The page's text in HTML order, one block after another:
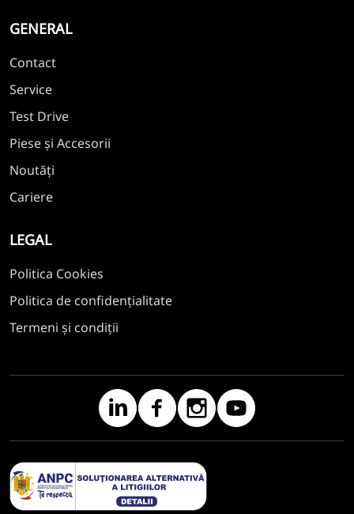
GENERAL
Contact
Service
Test Drive
Piese și Accesorii
Noutăți
Cariere
LEGAL
Politica Cookies
Politica de confidențialitate
Termeni și condiții